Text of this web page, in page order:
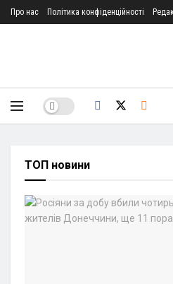
Про нас Політика конфіденційності
ТОП новини